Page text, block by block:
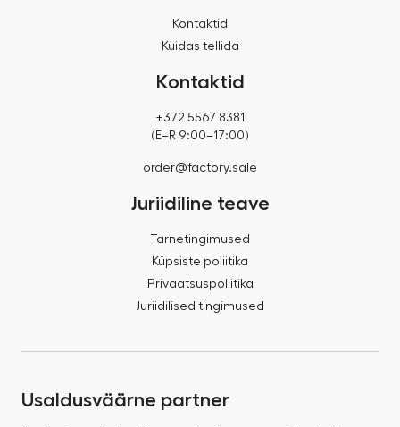
Kontaktid
Kuidas tellida
Kontaktid
+372 5567 8381
(E–R 9:00–17:00)
order@factory.sale
Juriidiline teave
Tarnetingimused
Küpsiste poliitika
Privaatsuspoliitika
Juriidilised tingimused
Usaldusväärne partner